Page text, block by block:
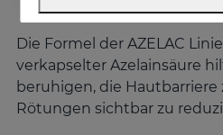
Die Formel der AZELAC
verkapselter Azelainsäure
beruhigen, die Hautbarriere
Rötungen sichtbar zu